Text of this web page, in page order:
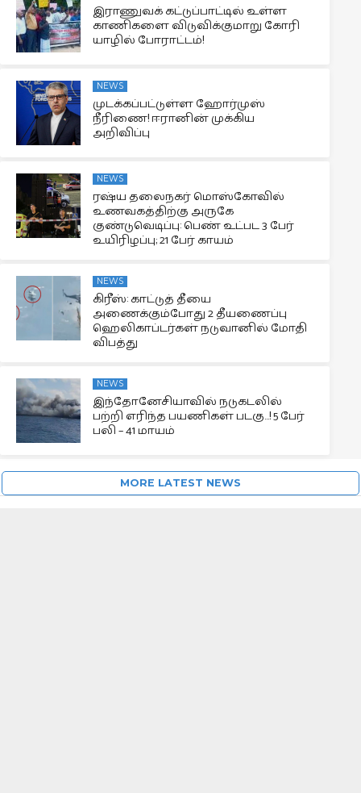
இராணுவக் கட்டுப்பாட்டில் உள்ள
காணிகளை விடுவிக்குமாறு கோரி
யாழில் போராட்டம்!
NEWS
முடக்கப்பட்டுள்ள ஹோர்முஸ்
நீரிணை! ஈரானின் முக்கிய
அறிவிப்பு
NEWS
ரஷ்ய தலைநகர் மொஸ்கோவில்
உணவகத்திற்கு அருகே
குண்டுவெடிப்பு: பெண் உட்பட 3 பேர்
உயிரிழப்பு; 21 பேர் காயம்
NEWS
கிரீஸ்: காட்டுத் தீயை
அணைக்கும்போது 2 தீயணைப்பு
ஹெலிகாப்டர்கள் நடுவானில் மோதி
விபத்து
NEWS
இந்தோனேசியாவில் நடுகடலில்
பற்றி எரிந்த பயணிகள் படகு…! 5 பேர்
பலி – 41 மாயம்
MORE LATEST NEWS